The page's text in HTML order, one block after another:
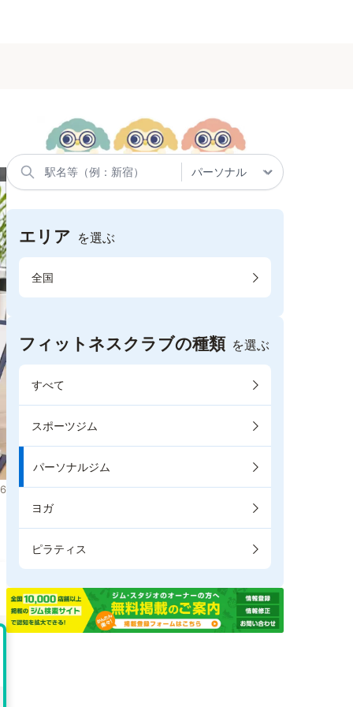
エリア を選ぶ
全国
フィットネスクラブの種類 を選ぶ
すべて
スポーツジム
パーソナルジム
ヨガ
ピラティス